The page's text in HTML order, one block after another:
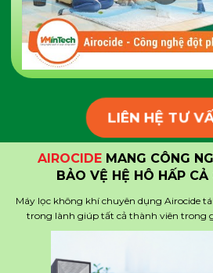
LIÊN HỆ TƯ
Máy lọc không khí chuyên dụng Airocide
trong lành giúp tất cả thành viên trong
AIROCIDE MANG CÔNG
BẢO VỆ HỆ HÔ HẤP